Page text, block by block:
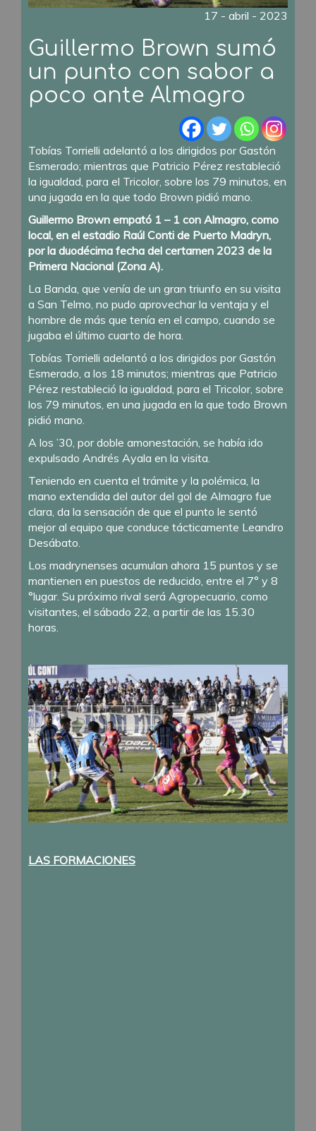
17 - abril - 2023
Guillermo Brown sumó
un punto con sabor a
poco ante Almagro
Tobías Torrielli adelantó a los dirigidos por Gastón
Esmerado; mientras que Patricio Pérez restableció
la igualdad, para el Tricolor, sobre los 79 minutos, en
una jugada en la que todo Brown pidió mano.
Guillermo Brown empató 1 – 1 con Almagro, como
local, en el estadio Raúl Conti de Puerto Madryn,
por la duodécima fecha del certamen 2023 de la
Primera Nacional (Zona A).
La Banda, que venía de un gran triunfo en su visita
a San Telmo, no pudo aprovechar la ventaja y el
hombre de más que tenía en el campo, cuando se
jugaba el último cuarto de hora.
Tobías Torrielli adelantó a los dirigidos por Gastón
Esmerado, a los 18 minutos; mientras que Patricio
Pérez restableció la igualdad, para el Tricolor, sobre
los 79 minutos, en una jugada en la que todo Brown
pidió mano.
A los ’30, por doble amonestación, se había ido
expulsado Andrés Ayala en la visita.
Teniendo en cuenta el trámite y la polémica, la
mano extendida del autor del gol de Almagro fue
clara, da la sensación de que el punto le sentó
mejor al equipo que conduce tácticamente Leandro
Desábato.
Los madrynenses acumulan ahora 15 puntos y se
mantienen en puestos de reducido, entre el 7° y 8
°lugar. Su próximo rival será Agropecuario, como
visitantes, el sábado 22, a partir de las 15.30
horas.
LAS FORMACIONES